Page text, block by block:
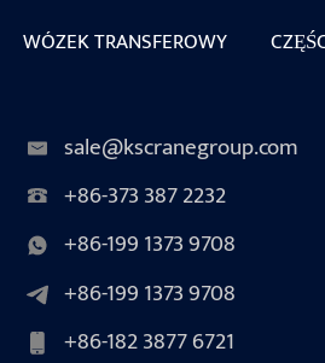
WÓZEK TRANSFEROWY
sale@kscranegroup.com
+86-373 387 2232
+86-199 1373 9708
+86-199 1373 9708
+86-182 3877 6721